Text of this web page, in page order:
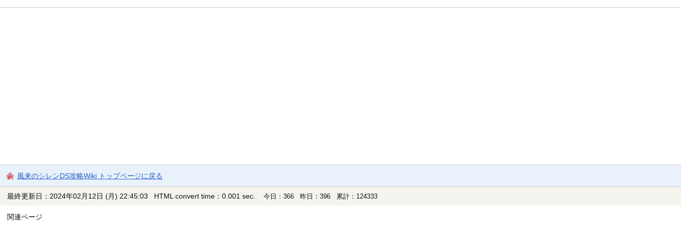
風来のシレンDS攻略Wiki トップページに戻る
最終更新日：2024年02月12日 (月) 22:45:03 HTML convert time：0.001 sec. 今日：366 昨日：396 累計：124333
関連ページ